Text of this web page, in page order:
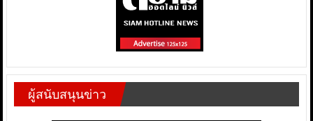
ผู้สนับสนุนข่าว